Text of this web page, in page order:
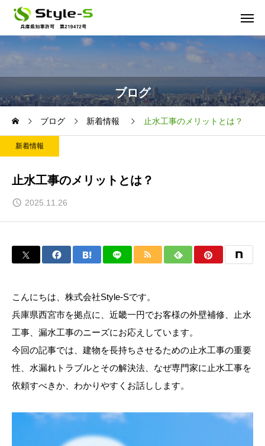
ブログ
ブログ 新着情報 止水工事のメリットとは？
新着情報
止水工事のメリットとは？
2025.11.26
こんにちは、株式会社Style-Sです。
兵庫県西宮市を拠点に、近畿一円でお客様の外壁補修、止水
工事、漏水工事のニーズにお応えしています。
今回の記事では、建物を長持ちさせるための止水工事の重要
性、水漏れトラブルとその解決法、なぜ専門家に止水工事を
依頼すべきか、わかりやすくお話しします。